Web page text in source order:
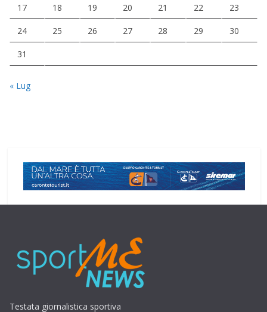
17 18 19 20 21 22 23
24 25 26 27 28 29 30
31
« Lug
Testata giornalistica sportiva